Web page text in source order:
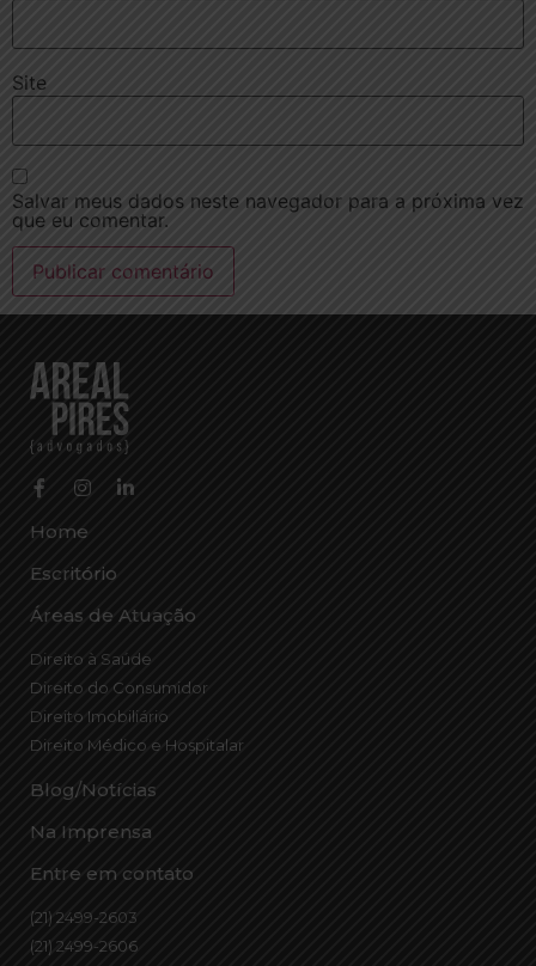
Site
Salvar meus dados neste navegador para a próxima vez
que eu comentar.
Home
Escritório
Áreas de Atuação
Direito à Saúde
Direito do Consumidor
Direito Imobiliário
Direito Médico e Hospitalar
Blog/Notícias
Na Imprensa
Entre em contato
(21) 2499-2603
(21) 2499-2606